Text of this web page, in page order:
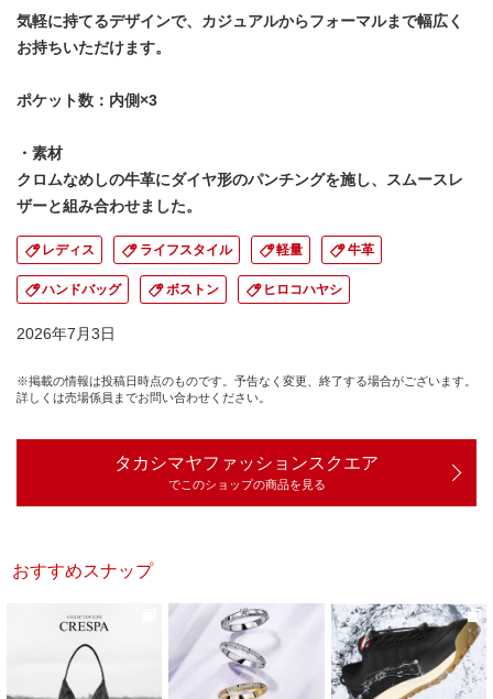
気軽に持てるデザインで、カジュアルからフォーマルまで幅広く
お持ちいただけます。
ポケット数：内側×3
・素材
クロムなめしの牛革にダイヤ形のパンチングを施し、スムースレ
ザーと組み合わせました。
レディス ライフスタイル 軽量 牛革
ハンドバッグ ボストン ヒロコハヤシ
2026年7月3日
※掲載の情報は投稿日時点のものです。予告なく変更、終了する場合がございます。
詳しくは売場係員までお問い合わせください。
タカシマヤファッションスクエア
でこのショップの商品を見る
おすすめスナップ